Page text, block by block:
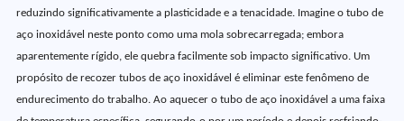
reduzindo significativamente a plasticidade e a tenacidade. Imagine o tubo de
aço inoxidável neste ponto como uma mola sobrecarregada; embora
aparentemente rígido, ele quebra facilmente sob impacto significativo. Um
propósito de recozer tubos de aço inoxidável é eliminar este fenômeno de
endurecimento do trabalho. Ao aquecer o tubo de aço inoxidável a uma faixa